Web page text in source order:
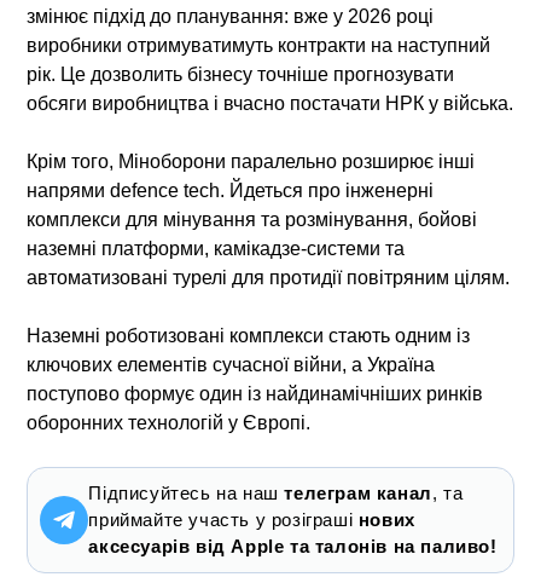
змінює підхід до планування: вже у 2026 році
виробники отримуватимуть контракти на наступний
рік. Це дозволить бізнесу точніше прогнозувати
обсяги виробництва і вчасно постачати НРК у війська.
Крім того, Міноборони паралельно розширює інші
напрями defence tech. Йдеться про інженерні
комплекси для мінування та розмінування, бойові
наземні платформи, камікадзе-системи та
автоматизовані турелі для протидії повітряним цілям.
Наземні роботизовані комплекси стають одним із
ключових елементів сучасної війни, а Україна
поступово формує один із найдинамічніших ринків
оборонних технологій у Європі.
Підписуйтесь на наштелеграм канал, та
приймайте участь у розіграші нових
аксесуарів від Apple та талонів на паливо!